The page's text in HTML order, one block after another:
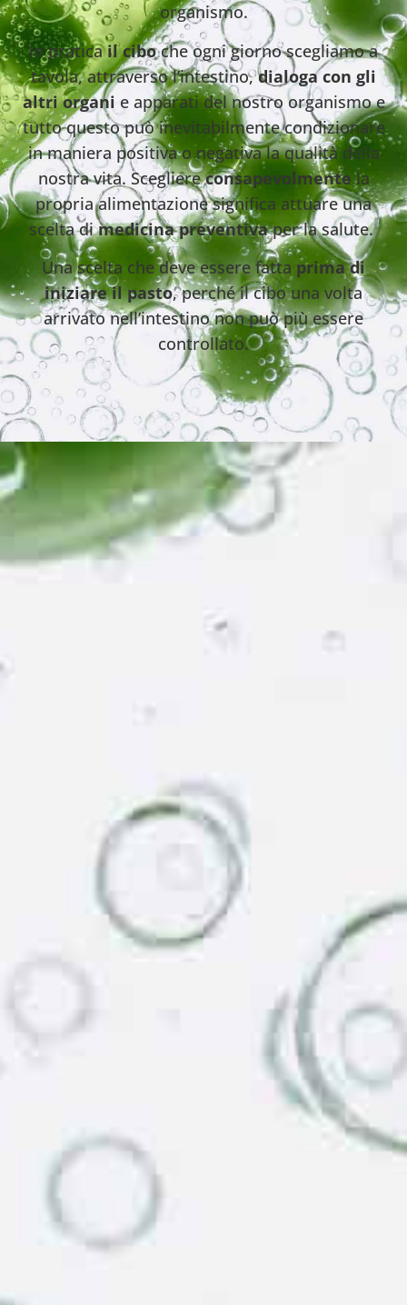
organismo.
In praticail ciboche ogni giorno scegliamo a
tavola, attraverso l’intestino,dialoga con gli
altri organi e apparati del nostro organismo e
tutto questo può inevitabilmente condizionare
in maniera positiva o negativa la qualità della
nostra vita. Scegliereconsapevolmentela
propria alimentazione significa attuare una
scelta dimedicina preventivaper la salute.
Una scelta che deve essere fatta prima di
iniziare il pasto, perché il cibo una volta
arrivato nell’intestino non può più essere
controllato.